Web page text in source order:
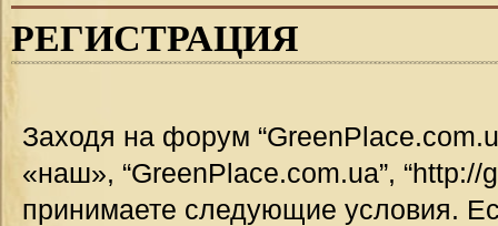
РЕГИСТРАЦИЯ
Заходя на форум
«наш», “GreenPlace.com.ua”,
принимаете следующие условия.